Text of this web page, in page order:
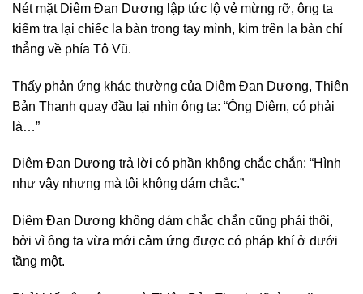
Nét mặt Diêm Đan Dương lập tức lộ vẻ mừng rỡ, ông ta
kiểm tra lại chiếc la bàn trong tay mình, kim trên la bàn chỉ
thẳng về phía Tô Vũ.
Thấy phản ứng khác thường của Diêm Đan Dương, Thiện
Bản Thanh quay đầu lại nhìn ông ta: “Ông Diêm, có phải
là…”
Diêm Đan Dương trả lời có phần không chắc chắn: “Hình
như vậy nhưng mà tôi không dám chắc.”
Diêm Đan Dương không dám chắc chắn cũng phải thôi,
bởi vì ông ta vừa mới cảm ứng được có pháp khí ở dưới
tầng một.